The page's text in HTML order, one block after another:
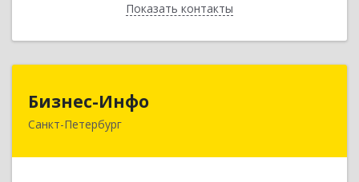
Показать контакты
Назад
Бизнес-Инфо
Санкт-Петербург191119, Санкт-Петербург г, Константина